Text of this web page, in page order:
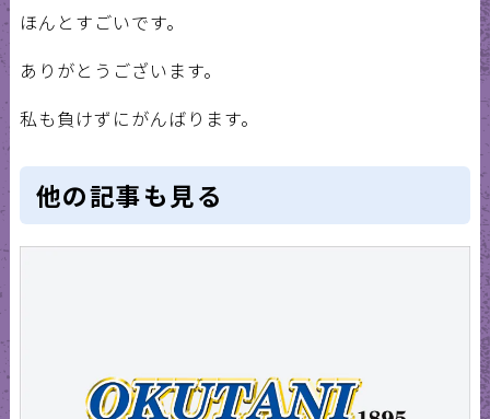
ほんとすごいです。
ありがとうございます。
私も負けずにがんばります。
他の記事も見る